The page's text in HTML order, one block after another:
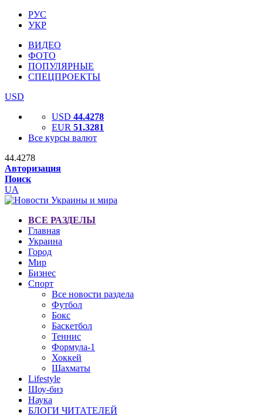
РУС
УКР
ВИДЕО
ФОТО
ПОПУЛЯРНЫЕ
СПЕЦПРОЕКТЫ
USD
USD 44.4278
EUR 51.3281
Все курсы валют
44.4278
Авторизация
Поиск
UA
ВСЕ РАЗДЕЛЫ
Главная
Украина
Город
Мир
Бизнес
Спорт
Все новости раздела
Футбол
Бокс
Баскетбол
Теннис
Формула-1
Хоккей
Шахматы
Lifestyle
Шоу-биз
Наука
БЛОГИ ЧИТАТЕЛЕЙ